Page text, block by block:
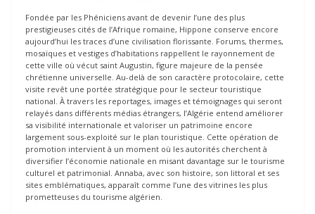
Fondée par les Phéniciens avant de devenir l’une des plus
prestigieuses cités de l’Afrique romaine, Hippone conserve encore
aujourd’hui les traces d’une civilisation florissante. Forums, thermes,
mosaïques et vestiges d’habitations rappellent le rayonnement de
cette ville où vécut saint Augustin, figure majeure de la pensée
chrétienne universelle. Au-delà de son caractère protocolaire, cette
visite revêt une portée stratégique pour le secteur touristique
national. À travers les reportages, images et témoignages qui seront
relayés dans différents médias étrangers, l’Algérie entend améliorer
sa visibilité internationale et valoriser un patrimoine encore
largement sous-exploité sur le plan touristique. Cette opération de
promotion intervient à un moment où les autorités cherchent à
diversifier l’économie nationale en misant davantage sur le tourisme
culturel et patrimonial. Annaba, avec son histoire, son littoral et ses
sites emblématiques, apparaît comme l’une des vitrines les plus
prometteuses du tourisme algérien.